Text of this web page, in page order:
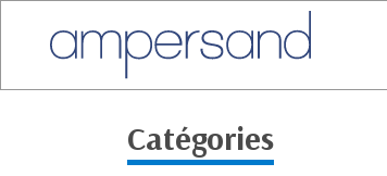
Catégories